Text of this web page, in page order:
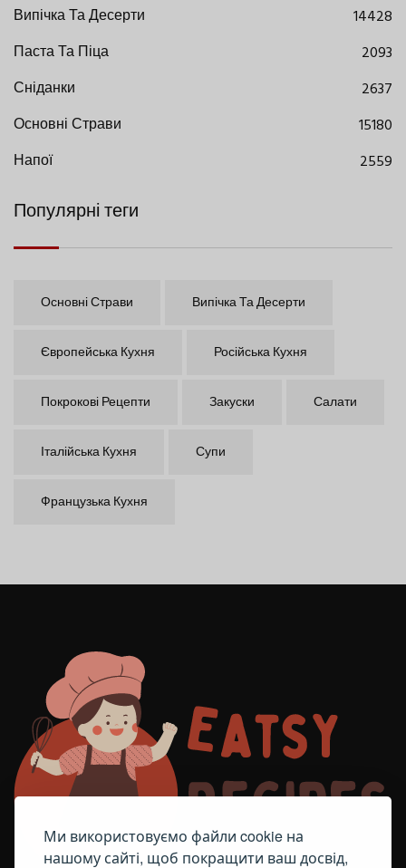
Ми використовуємо файли cookie на
нашому сайті, щоб покращити ваш досвід,
Випічка Та Десерти
14428
Паста Та Піца
2093
Сніданки
2637
Основні Страви
15180
Напої
2559
Популярні теги
Основні Страви Випічка Та Десерти
Європейська Кухня Російська Кухня
Покрокові Рецепти Закуски Салати
Італійська Кухня Супи
Французька Кухня